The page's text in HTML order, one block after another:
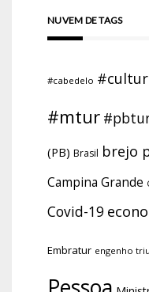
NUVEM DE TAGS
#cabedelo
#mtur
(PB) Brasil brejo
Campina Grande
Covid-19
Embratur engenho